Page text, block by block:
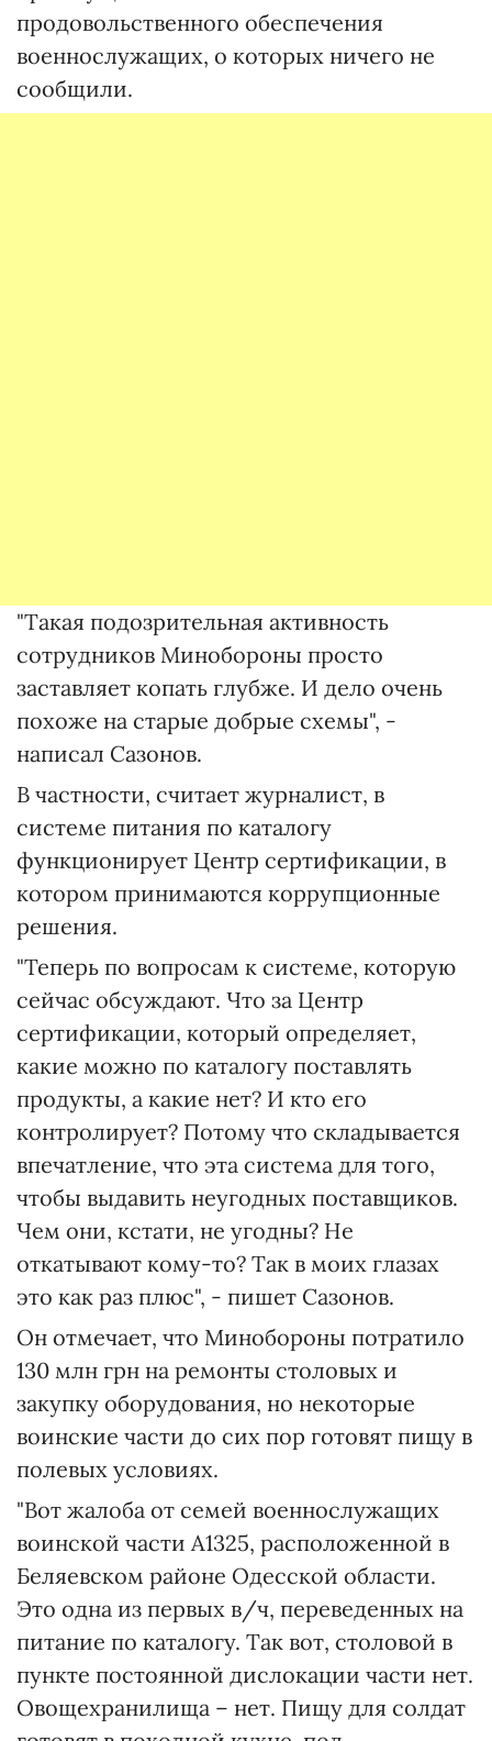
продовольственного обеспечения
военнослужащих, о которых ничего не
сообщили.
"Такая подозрительная активность
сотрудников Минобороны просто
заставляет копать глубже. И дело очень
похоже на старые добрые схемы", -
написал Сазонов.
В частности, считает журналист, в
системе питания по каталогу
функционирует Центр сертификации, в
котором принимаются коррупционные
решения.
"Теперь по вопросам к системе, которую
сейчас обсуждают. Что за Центр
сертификации, который определяет,
какие можно по каталогу поставлять
продукты, а какие нет? И кто его
контролирует? Потому что складывается
впечатление, что эта система для того,
чтобы выдавить неугодных поставщиков.
Чем они, кстати, не угодны? Не
откатывают кому-то? Так в моих глазах
это как раз плюс", - пишет Сазонов.
Он отмечает, что Минобороны потратило
130 млн грн на ремонты столовых и
закупку оборудования, но некоторые
воинские части до сих пор готовят пищу в
полевых условиях.
"Вот жалоба от семей военнослужащих
воинской части А1325, расположенной в
Беляевском районе Одесской области.
Это одна из первых в/ч, переведенных на
питание по каталогу. Так вот, столовой в
пункте постоянной дислокации части нет.
Овощехранилища – нет. Пищу для солдат